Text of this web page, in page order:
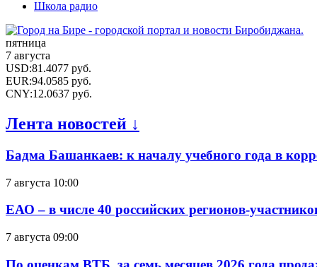
Школа радио
пятница
7 августа
USD:81.4077 руб.
EUR:94.0585 руб.
CNY:12.0637 руб.
Лента новостей ↓
Бадма Башанкаев: к началу учебного года в
7 августа 10:00
ЕАО – в числе 40 российских регионов-
7 августа 09:00